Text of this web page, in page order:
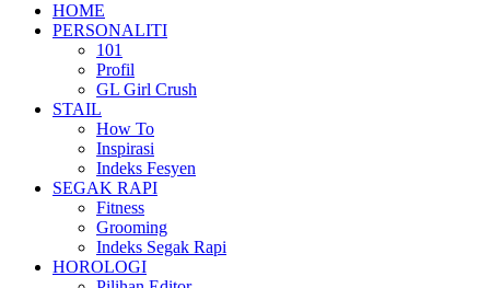
HOME
PERSONALITI
101
Profil
GL Girl Crush
STAIL
How To
Inspirasi
Indeks Fesyen
SEGAK RAPI
Fitness
Grooming
Indeks Segak Rapi
HOROLOGI